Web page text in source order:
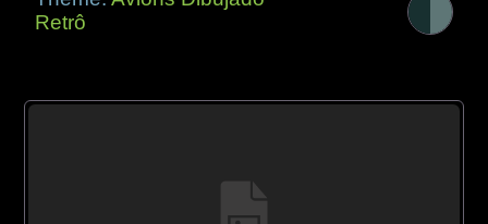
Retrô